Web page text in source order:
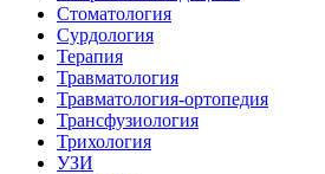
Стоматология
Сурдология
Терапия
Травматология
Травматология-ортопедия
Трансфузиология
Трихология
УЗИ